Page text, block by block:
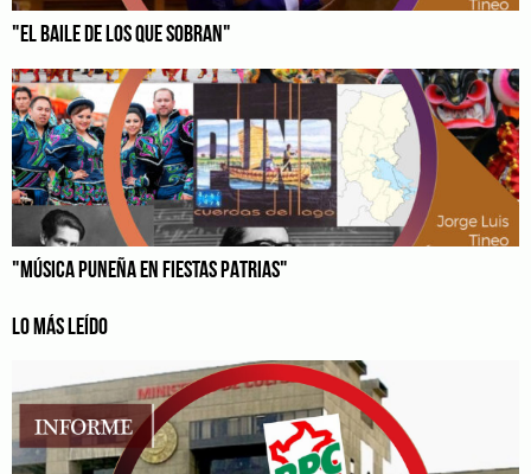
"EL BAILE DE LOS QUE SOBRAN"
"MÚSICA PUNEÑA EN FIESTAS PATRIAS"
LO MÁS LEÍDO